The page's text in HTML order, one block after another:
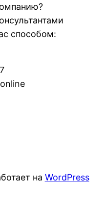
способом:
на WordPress